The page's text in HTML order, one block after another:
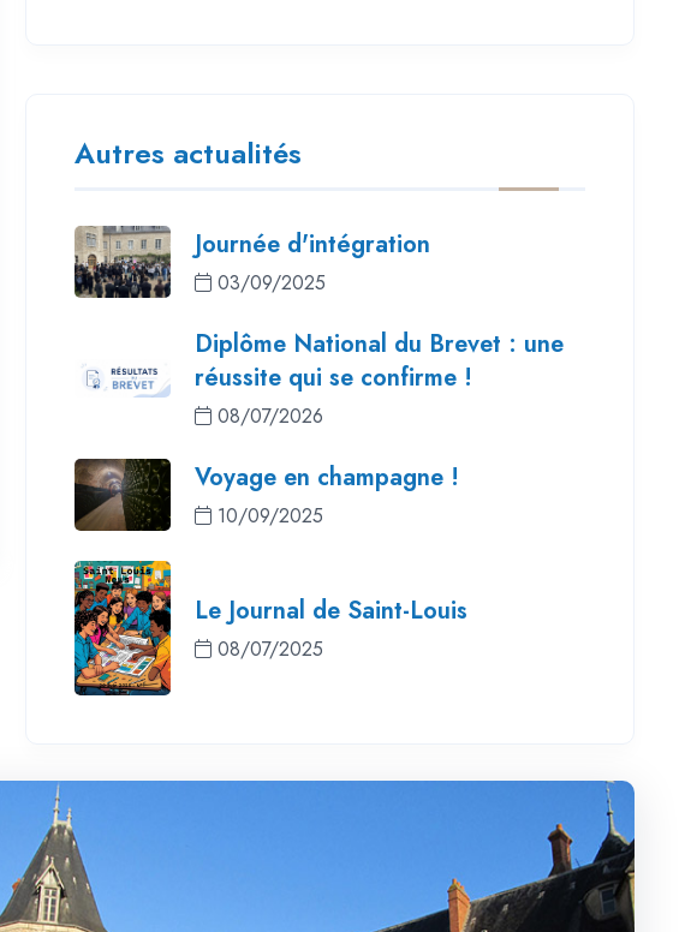
Autres actualités
Journée d'intégration
03/09/2025
Diplôme National du Brevet : une
réussite qui se confirme !
08/07/2026
Voyage en champagne !
10/09/2025
Le Journal de Saint-Louis
08/07/2025